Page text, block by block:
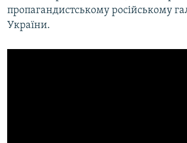
пропагандистському російському
України.